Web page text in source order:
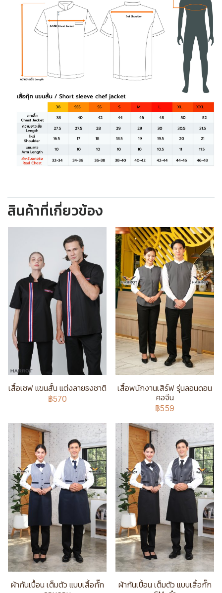
สินค้าที่เกี่ยวข้อง
เสื้อเชฟ แขนสั้น แต่งลายธงชาติ
฿570
เสื้อพนักงานเสิร์ฟ รุ่นลอนดอน
คอจีน
฿559
ผ้ากันเปื้อน เต็มตัว แบบเสื้อกั๊ก ผ้ากันเปื้อน เต็มตัว แบบเสื้อกั๊ก